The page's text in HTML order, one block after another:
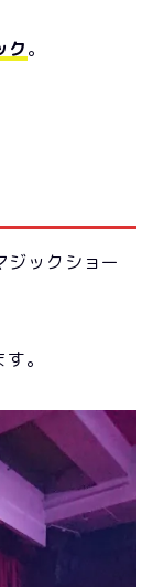
ク。
ジックショー
。